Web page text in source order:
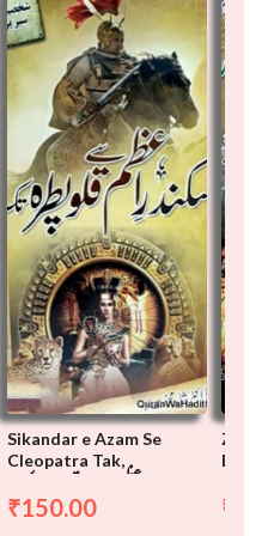
Sikandar e Azam Se
Cleopatra Tak,
₹150.00 ,₹